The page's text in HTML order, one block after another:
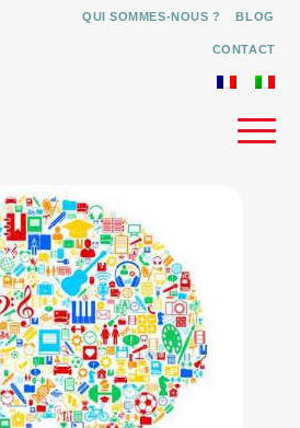
QUI SOMMES-NOUS ? BLOG
CONTACT